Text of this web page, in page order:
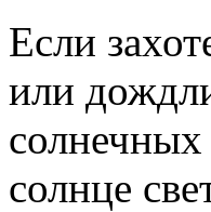
Если
или
солнце